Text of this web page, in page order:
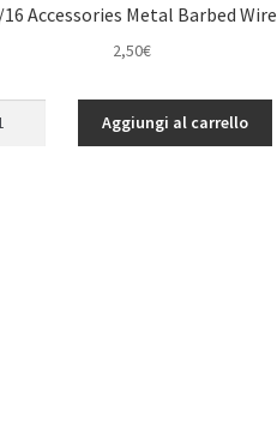
16 Accessories Metal Barbed Wire
2,50€
Aggiungi al carrello